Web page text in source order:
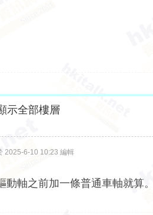
示全部樓層
2025-6-10 10:23 編輯
軸之前加一條普通車軸就算。